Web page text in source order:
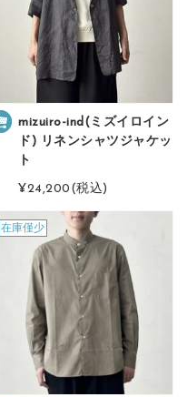
mizuiro-ind(ミズイロイン
ド) リネンシャツジャケッ
ト
¥24,200 (税込)
在庫僅少